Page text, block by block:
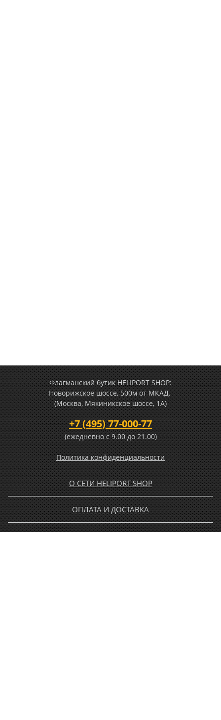
Флагманский бутик HELIPORT SHOP:
Новорижское шоссе, 500м от МКАД.
(Москва, Мякиникское шоссе, 1А)
+7 (495) 77-000-77
(ежедневно c 9.00 до 21.00)
Политика конфиденциальности
О СЕТИ HELIPORT SHOP
ОПЛАТА И ДОСТАВКА